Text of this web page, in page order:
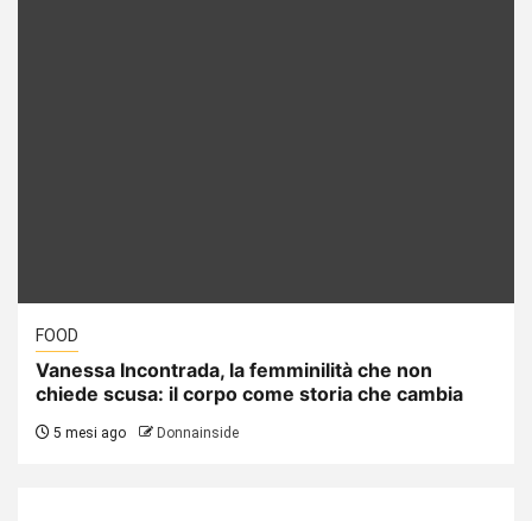
FOOD
Vanessa Incontrada, la femminilità che non
chiede scusa: il corpo come storia che cambia
5 mesi ago Donnainside